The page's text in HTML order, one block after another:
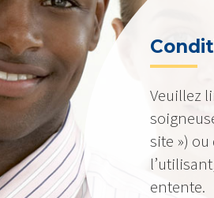
Veuillez
site »)
entente.